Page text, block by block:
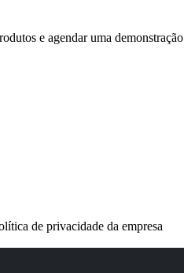
e agendar uma demonstração
de privacidade da empresa